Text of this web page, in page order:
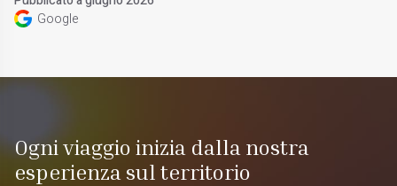
Google
Ogni viaggio inizia dalla nostra
esperienza sul territorio